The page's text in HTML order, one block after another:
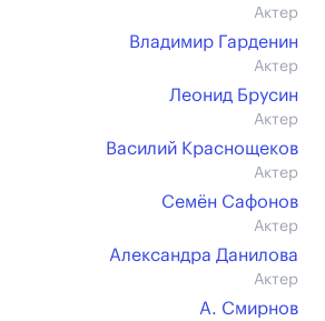
Актер
Владимир Гарденин
Актер
Леонид Брусин
Актер
Василий Краснощеков
Актер
Семён Сафонов
Актер
Александра Данилова
Актер
А. Смирнов